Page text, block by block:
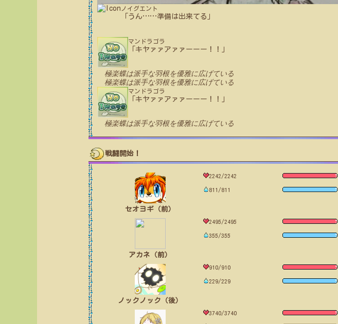
ノイグエント
「うん……準備は出来てる」
マンドラゴラ
「キヤァァアァァーーー！！」
極楽蝶は派手な羽根を優雅に広げている
極楽蝶は派手な羽根を優雅に広げている
マンドラゴラ
「キヤァァアァァーーー！！」
極楽蝶は派手な羽根を優雅に広げている
戦闘開始！
セオヨギ（前）
2242/2242
811/811
アカネ（前）
2495/2495
355/355
ノックノック（後）
910/910
229/229
3740/3740